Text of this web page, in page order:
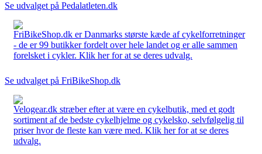
Se udvalget på Pedalatleten.dk
FriBikeShop.dk er Danmarks største kæde af cykelforretninger
- de er 99 butikker fordelt over hele landet og er alle sammen
forelsket i cykler. Klik her for at se deres udvalg.
Se udvalget på FriBikeShop.dk
Velogear.dk stræber efter at være en cykelbutik, med et godt
sortiment af de bedste cykelhjelme og cykelsko, selvfølgelig til
priser hvor de fleste kan være med. Klik her for at se deres
udvalg.